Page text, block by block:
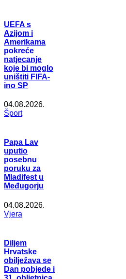
UEFA s
Azijom i
Amerikama
pokreće
natjecanje
koje bi moglo
uništiti FIFA-
ino SP
04.08.2026.
Šport
Papa Lav
uputio
posebnu
poruku za
Mladifest u
Međugorju
04.08.2026.
Vjera
Diljem
Hrvatske
obilježava se
Dan pobjede i